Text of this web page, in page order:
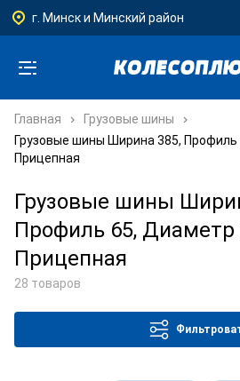
г. Минск и Минский район
Главная
Грузовые шины
Грузовые шины Ширина 385,
Прицепная
Грузовые шины
Профиль 65, Диаметр
Прицепная
28 товаров